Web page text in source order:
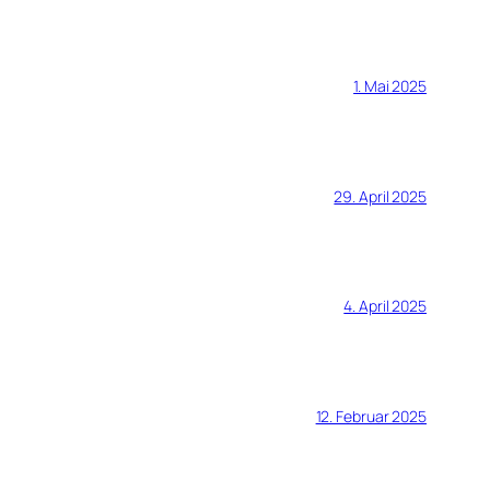
1. Mai 2025
29. April 2025
4. April 2025
12. Februar 2025